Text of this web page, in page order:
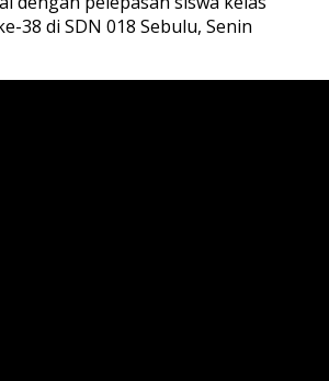
38 di SDN 018 Sebulu, Senin